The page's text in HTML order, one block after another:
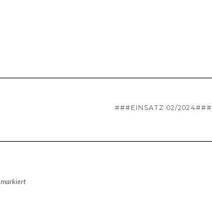
###EINSATZ 02/2024###
markiert